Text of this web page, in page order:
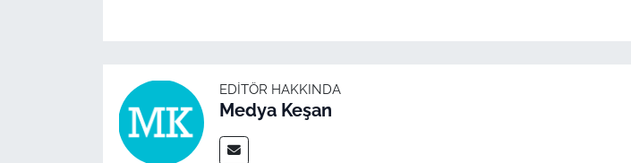
EDITÖR HAKKINDA
Medya Keşan
Bilim Teknoloji
English News